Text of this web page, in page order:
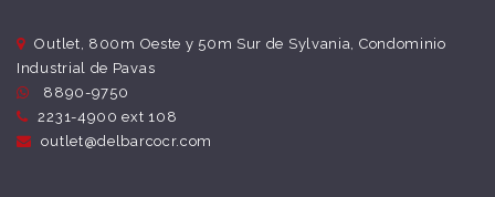
Outlet, 800m Oeste y 50m Sur de Sylvania, Condominio
Industrial de Pavas
8890-9750
2231-4900 ext 108
outlet@delbarcocr.com